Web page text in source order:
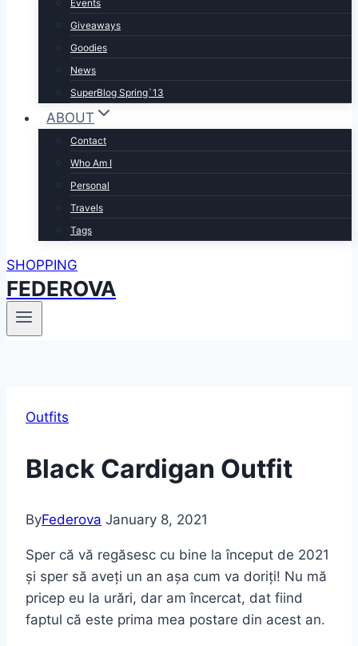
Events
Giveaways
Goodies
News
SuperBlog Spring`13
ABOUT
Contact
Who Am I
Personal
Travels
Tags
SHOPPING
FEDEROVA
Outfits
Black Cardigan Outfit
ByFederova January 8, 2021
Sper că vă regăsesc cu bine la început de 2021
și sper să aveți un an așa cum va doriți! Nu mă
pricep eu la urări, dar am încercat, dat fiind
faptul că este prima mea postare din acest an.